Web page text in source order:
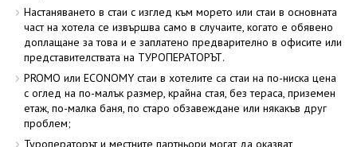
Настаняването в стаи с изглед към морето или стаи в основната
част на хотела се извършва само в случаите, когато е обявено
доплащане за това и е заплатено предварително в офисите или
представителствата на ТУРОПЕРАТОРЪТ.
PROMO или ECONOMY стаи в хотелите са стаи на по-ниска цена
с оглед на по-малък размер, крайна стая, без тераса, приземен
етаж, по-малка баня, по старо обзавеждане или някакъв друг
проблем;
Туроператорът и местните партньори могат да оказват